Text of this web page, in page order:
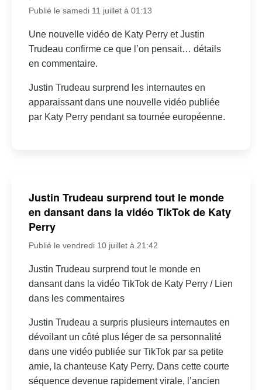
Publié le samedi 11 juillet à 01:13
Une nouvelle vidéo de Katy Perry et Justin
Trudeau confirme ce que l’on pensait… détails
en commentaire.
Justin Trudeau surprend les internautes en
apparaissant dans une nouvelle vidéo publiée
par Katy Perry pendant sa tournée européenne.
Justin Trudeau surprend tout le monde
en dansant dans la vidéo TikTok de Katy
Perry
Publié le vendredi 10 juillet à 21:42
Justin Trudeau surprend tout le monde en
dansant dans la vidéo TikTok de Katy Perry / Lien
dans les commentaires
Justin Trudeau a surpris plusieurs internautes en
dévoilant un côté plus léger de sa personnalité
dans une vidéo publiée sur TikTok par sa petite
amie, la chanteuse Katy Perry. Dans cette courte
séquence devenue rapidement virale, l’ancien